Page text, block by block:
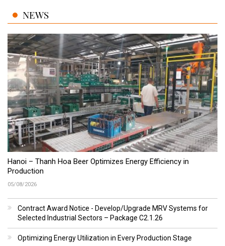
NEWS
Hanoi – Thanh Hoa Beer Optimizes Energy Efficiency in
Production
05/08/2026
Contract Award Notice - Develop/Upgrade MRV Systems for
Selected Industrial Sectors – Package C2.1.26
Optimizing Energy Utilization in Every Production Stage